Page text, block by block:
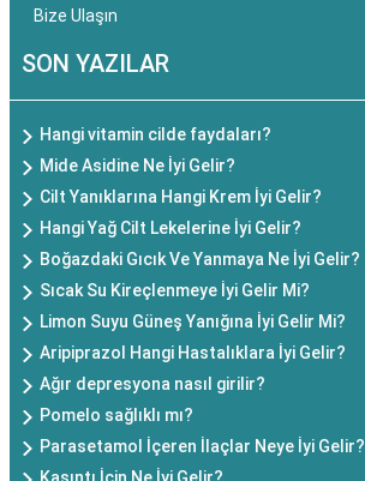
Bize Ulaşın
SON YAZILAR
Hangi vitamin cilde faydaları?
Mide Asidine Ne İyi Gelir?
Cilt Yanıklarına Hangi Krem İyi Gelir?
Hangi Yağ Cilt Lekelerine İyi Gelir?
Boğazdaki Gıcık Ve Yanmaya Ne İyi Gelir?
Sıcak Su Kireçlenmeye İyi Gelir Mi?
Limon Suyu Güneş Yanığına İyi Gelir Mi?
Aripiprazol Hangi Hastalıklara İyi Gelir?
Ağır depresyona nasıl girilir?
Pomelo sağlıklı mı?
Parasetamol İçeren İlaçlar Neye İyi Gelir?